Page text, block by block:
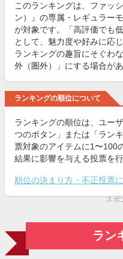
このランキングは、ファッ
ン）』の専属・レギュラー
が対象です。「高評価でも
として、魅力度や好みに応
ランキングの趣旨にそぐわ
外（圏外）」にする場合があ
ランキングの順位について
ランキングの順位は、ユー
つのボタン」または「ラン
票対象のアイテムに1〜100
結果に影響を与える投票を
順位の決まり方・不正投票
スポ
ラン